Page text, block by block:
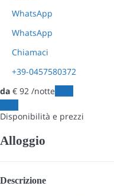
WhatsApp
WhatsApp
Chiamaci
+39-0457580372
da € 92 /notte
Disponibilità e prezzi
Alloggio
Descrizione